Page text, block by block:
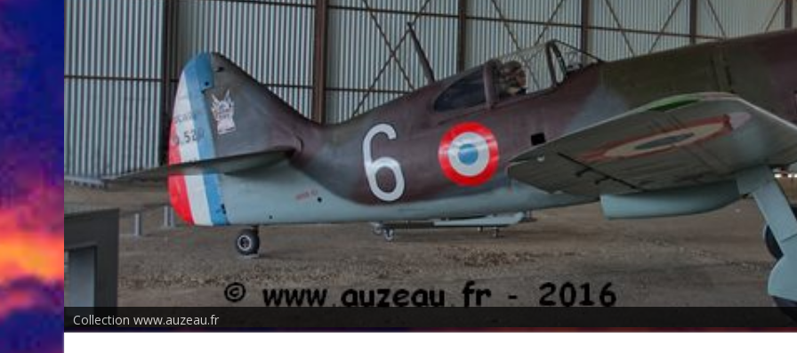
Collection www.auzeau.fr